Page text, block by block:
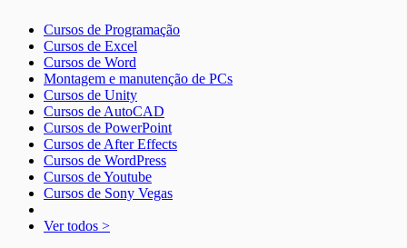
Cursos de Programação
Cursos de Excel
Cursos de Word
Montagem e manutenção de PCs
Cursos de Unity
Cursos de AutoCAD
Cursos de PowerPoint
Cursos de After Effects
Cursos de WordPress
Cursos de Youtube
Cursos de Sony Vegas
Ver todos >